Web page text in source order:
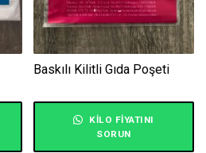
Baskılı Kilitli Gıda Poşeti
KILO FIYATINI
SORUN